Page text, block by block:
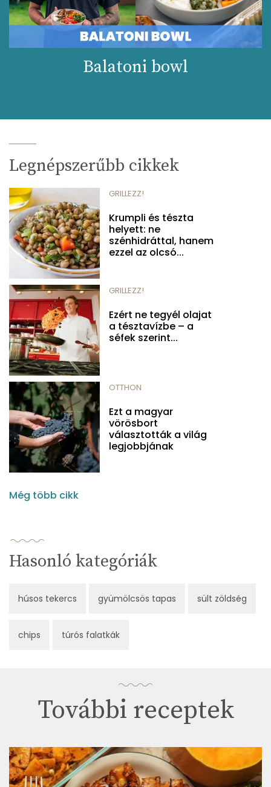
Balatoni bowl
Legnépszerűbb cikkek
GRILLEZZ!
Krumpli és tészta
helyett: ne
szénhidráttal, hanem
ezzel az olcsó...
GRILLEZZ!
Ezért ne tegyél olajat
a tésztavízbe – a
séfek szerint...
OTTHON
Ezt a magyar
vörösbort
választották a világ
legjobbjának
Még több cikk
Hasonló kategóriák
húsos tekercs gyümölcsös tapas sült zöldség
chips túrós falatkák
További receptek